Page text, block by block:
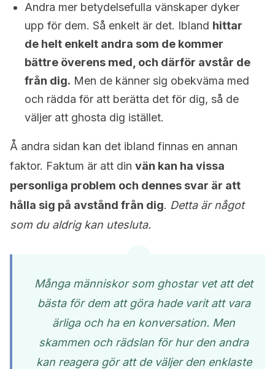
Andra mer betydelsefulla vänskaper dyker
upp för dem. Så enkelt är det. Ibland hittar
de helt enkelt andra som de kommer
bättre överens med, och därför avstår de
från dig. Men de känner sig obekväma med
och rädda för att berätta det för dig, så de
väljer att ghosta dig istället.
Å andra sidan kan det ibland finnas en annan
faktor. Faktum är att din vän kan ha vissa
personliga problem och dennes svar är att
hålla sig på avstånd från dig. Detta är något
som du aldrig kan utesluta.
Många människor som ghostar vet att det
bästa för dem att göra hade varit att vara
ärliga och ha en konversation. Men
skammen och rädslan för hur den andra
kan reagera gör att de väljer den enklaste